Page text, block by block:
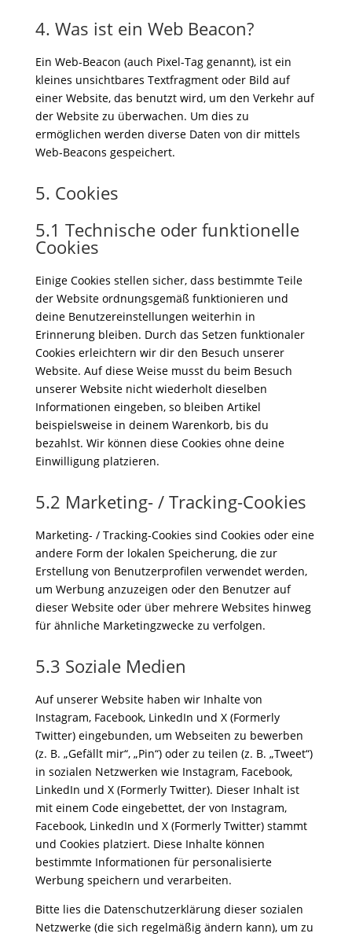
4. Was ist ein Web Beacon?
Ein Web-Beacon (auch Pixel-Tag genannt), ist ein
kleines unsichtbares Textfragment oder Bild auf
einer Website, das benutzt wird, um den Verkehr auf
der Website zu überwachen. Um dies zu
ermöglichen werden diverse Daten von dir mittels
Web-Beacons gespeichert.
5. Cookies
5.1 Technische oder funktionelle
Cookies
Einige Cookies stellen sicher, dass bestimmte Teile
der Website ordnungsgemäß funktionieren und
deine Benutzereinstellungen weiterhin in
Erinnerung bleiben. Durch das Setzen funktionaler
Cookies erleichtern wir dir den Besuch unserer
Website. Auf diese Weise musst du beim Besuch
unserer Website nicht wiederholt dieselben
Informationen eingeben, so bleiben Artikel
beispielsweise in deinem Warenkorb, bis du
bezahlst. Wir können diese Cookies ohne deine
Einwilligung platzieren.
5.2 Marketing- / Tracking-Cookies
Marketing- / Tracking-Cookies sind Cookies oder eine
andere Form der lokalen Speicherung, die zur
Erstellung von Benutzerprofilen verwendet werden,
um Werbung anzuzeigen oder den Benutzer auf
dieser Website oder über mehrere Websites hinweg
für ähnliche Marketingzwecke zu verfolgen.
5.3 Soziale Medien
Auf unserer Website haben wir Inhalte von
Instagram, Facebook, LinkedIn und X (Formerly
Twitter) eingebunden, um Webseiten zu bewerben
(z. B. „Gefällt mir“, „Pin“) oder zu teilen (z. B. „Tweet“)
in sozialen Netzwerken wie Instagram, Facebook,
LinkedIn und X (Formerly Twitter). Dieser Inhalt ist
mit einem Code eingebettet, der von Instagram,
Facebook, LinkedIn und X (Formerly Twitter) stammt
und Cookies platziert. Diese Inhalte können
bestimmte Informationen für personalisierte
Werbung speichern und verarbeiten.
Bitte lies die Datenschutzerklärung dieser sozialen
Netzwerke (die sich regelmäßig ändern kann), um zu